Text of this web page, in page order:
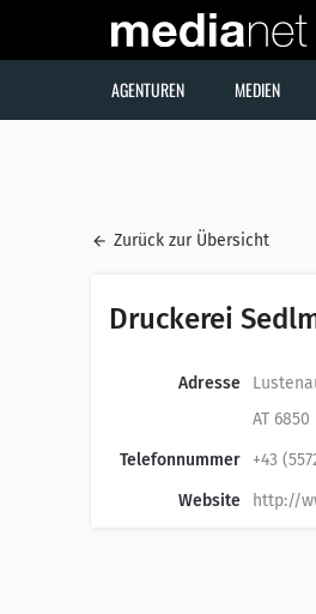
AGENTUREN MEDIEN
Zurück zur Übersicht
Druckerei
Adresse
AT
Telefonnummer
+43
Website
http://